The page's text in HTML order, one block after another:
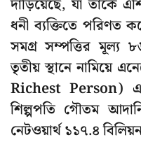
দাঁড়িয়েছে, যা তাকে
ধনী ব্যক্তিতে পরিণত
সমগ্র সম্পত্তির মূল্য
তৃতীয় স্থানে নামিয়ে
Richest Person)
শিল্পপতি গৌতম
নেটওয়ার্থ ১১৭.৪